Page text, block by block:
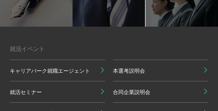
就活イベント
キャリアパーク就職エージェント 本選考説明会
就活セミナー 合同企業説明会